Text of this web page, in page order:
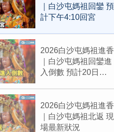
｜白沙屯媽祖回鑾 預
計下午4:10回宮
2026白沙屯媽祖進香
｜白沙屯媽祖回鑾進
入倒數 預計20日回
2026白沙屯媽祖進香
｜白沙屯媽祖北返 現
場最新狀況